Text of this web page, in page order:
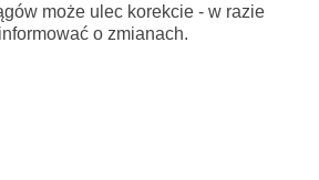
może ulec korekcie - w razie
o zmianach.